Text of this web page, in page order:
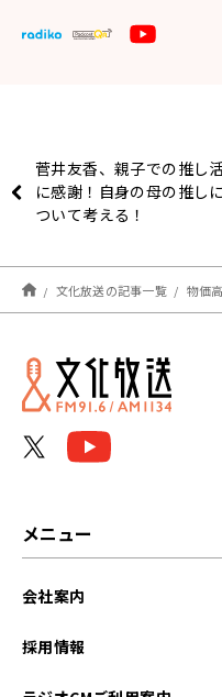
菅井友香、親子での推し
に感謝！自身の母の推しに
ついて考える！
文化放送の記事一覧 物価高
メニュー
会社案内
採用情報